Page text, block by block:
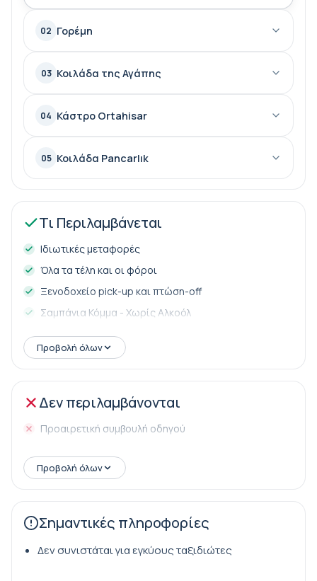
02 Γορέμη
03 Κοιλάδα της Αγάπης
04 Κάστρο Ortahisar
05 Κοιλάδα Pancarlık
Τι Περιλαμβάνεται
Ιδιωτικές μεταφορές
Όλα τα τέλη και οι φόροι
Ξενοδοχείο pick-up και πτώση-off
Σαμπάνια Κόμμα - Χωρίς Αλκοόλ
Προβολή όλων
Δεν περιλαμβάνονται
Προαιρετική συμβουλή οδηγού
Προβολή όλων
Σημαντικές πληροφορίες
Δεν συνιστάται για εγκύους ταξιδιώτες